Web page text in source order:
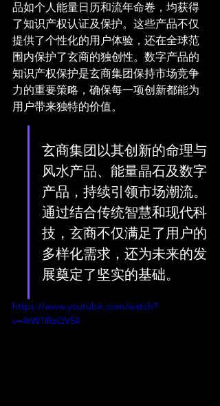
品如个人能量日历和流年命卷，均获得
了知识产权认证及保护。这些产品不仅
提供了个性化的用户体验，还在全球范
围内保护了玄商的独创性。数字产品的
知识产权保护是玄商集团保持市场竞争
力的重要策略，确保每一项创新都能为
用户带来独特的价值。
玄商集团以其创新的命理与
风水产品、能量晶石及数字
产品，持续引领市场潮流。
通过结合传统智慧和现代科
技，玄商不仅满足了用户的
多样化需求，还为未来的发
展奠定了坚实的基础。
https://www.youtube.com/watch?
v=4tW1lRzQV54